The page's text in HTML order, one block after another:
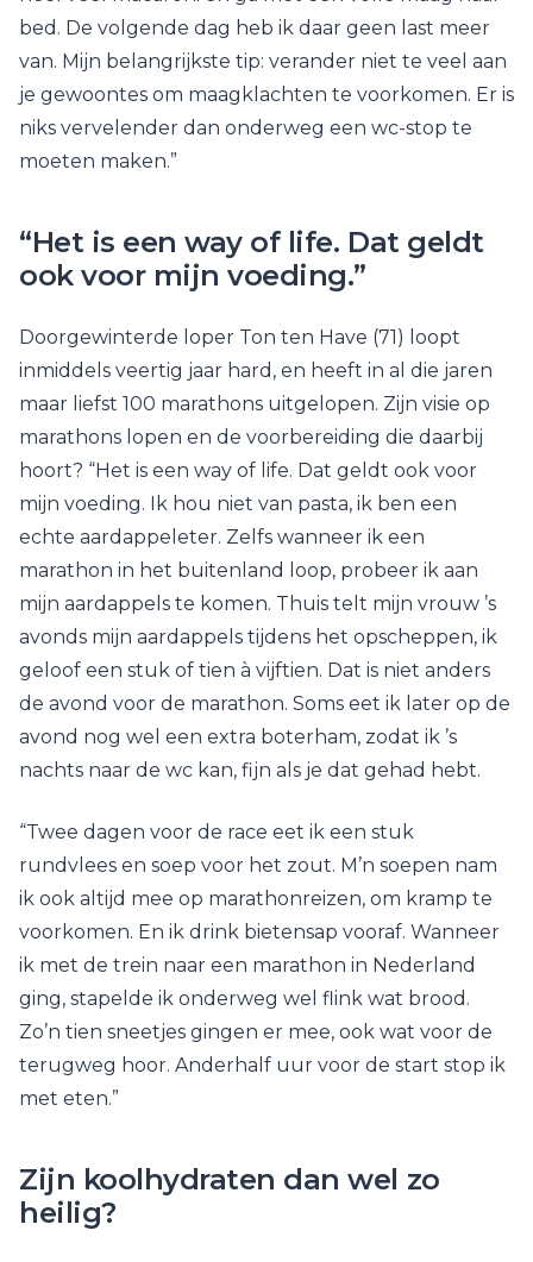
bed. De volgende dag heb ik daar geen last meer
van. Mijn belangrijkste tip: verander niet te veel aan
je gewoontes om maagklachten te voorkomen. Er is
niks vervelender dan onderweg een wc-stop te
moeten maken.”
“Het is een way of life. Dat geldt
ook voor mijn voeding.”
Doorgewinterde loper Ton ten Have (71) loopt
inmiddels veertig jaar hard, en heeft in al die jaren
maar liefst 100 marathons uitgelopen. Zijn visie op
marathons lopen en de voorbereiding die daarbij
hoort? “Het is een way of life. Dat geldt ook voor
mijn voeding. Ik hou niet van pasta, ik ben een
echte aardappeleter. Zelfs wanneer ik een
marathon in het buitenland loop, probeer ik aan
mijn aardappels te komen. Thuis telt mijn vrouw ’s
avonds mijn aardappels tijdens het opscheppen, ik
geloof een stuk of tien à vijftien. Dat is niet anders
de avond voor de marathon. Soms eet ik later op de
avond nog wel een extra boterham, zodat ik ’s
nachts naar de wc kan, fijn als je dat gehad hebt.
“Twee dagen voor de race eet ik een stuk
rundvlees en soep voor het zout. M’n soepen nam
ik ook altijd mee op marathonreizen, om kramp te
voorkomen. En ik drink bietensap vooraf. Wanneer
ik met de trein naar een marathon in Nederland
ging, stapelde ik onderweg wel flink wat brood.
Zo’n tien sneetjes gingen er mee, ook wat voor de
terugweg hoor. Anderhalf uur voor de start stop ik
met eten.”
Zijn koolhydraten dan wel zo
heilig?